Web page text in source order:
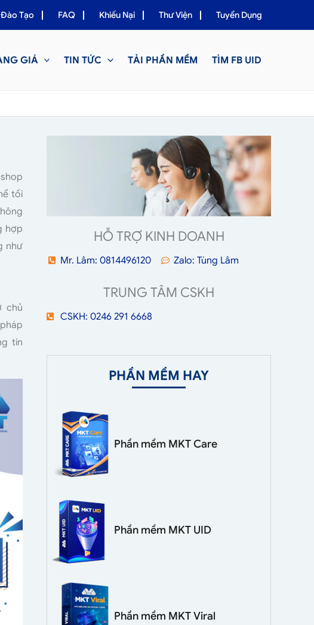
Đào Tạo FAQ Khiếu Nại Thư Viện Tuyển Dụng
GIÁ TIN TỨC TẢI PHẦN MỀM TÌM FB UID
tối
hợp
như
chủ
tin
HỖ TRỢ KINH DOANH
Mr. Lâm: 0814496120 Zalo: Tùng Lâm
TRUNG TÂM CSKH
CSKH: 0246 291 6668
PHẦN MỀM HAY
Phần mềm MKT Care
Phần mềm MKT UID
Phần mềm MKT Viral